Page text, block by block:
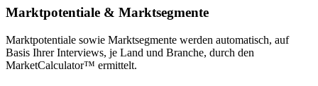
Marktpotentiale & Marktsegmente
Marktpotentiale sowie Marktsegmente werden automatisch, auf
Basis Ihrer Interviews, je Land und Branche, durch den
MarketCalculator™ ermittelt.